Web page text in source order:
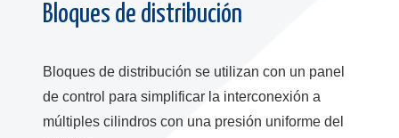
Bloques de distribución
Bloques de distribución se utilizan con un panel
de control para simplificar la interconexión a
múltiples cilindros con una presión uniforme del